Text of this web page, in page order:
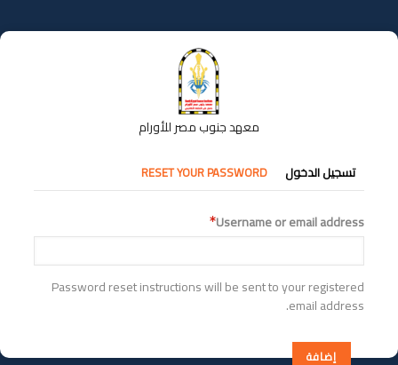
إلى
المحتوى
معهد جنوب مصر للأورام
التبويبات
الأساسية
تسجيل الدخول RESET YOUR PASSWORD
Username or email address
Password reset instructions will be sent to your registered
email address.